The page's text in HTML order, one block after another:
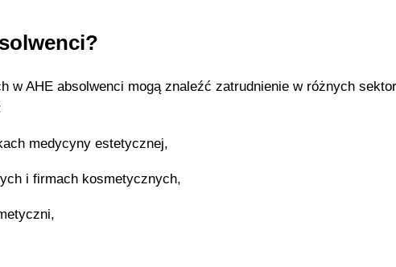
w AHE absolwenci mogą znaleźć zatrudnienie w różnych
medycyny estetycznej,
i firmach kosmetycznych,